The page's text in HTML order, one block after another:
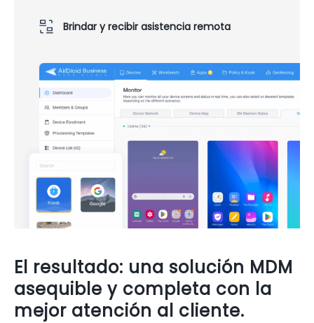
Brindar y recibir asistencia remota
El resultado: una solución MDM
asequible y completa con la
mejor atención al cliente.